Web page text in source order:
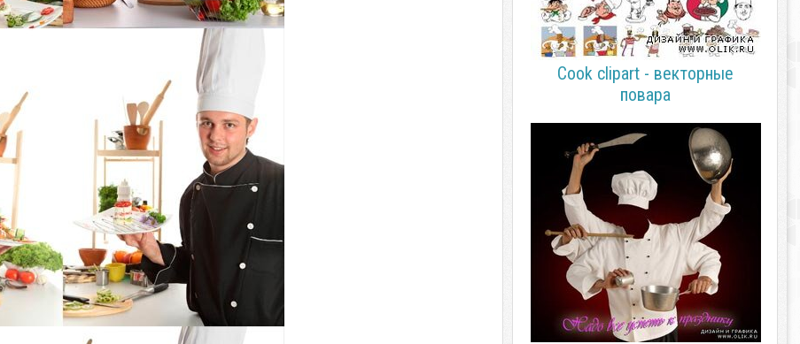
Cook clipart - векторные
повара